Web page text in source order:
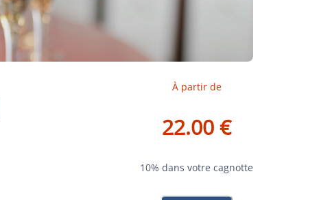
À partir de
22.00 €
10% dans votre cagnotte